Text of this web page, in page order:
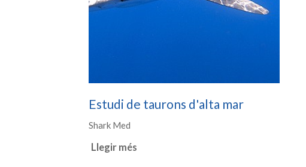
Estudi de taurons d'alta mar
Shark Med
Llegir més